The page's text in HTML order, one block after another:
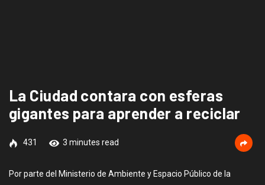
La Ciudad contara con esferas
gigantes para aprender a reciclar
431 3 minutes read
Por parte del Ministerio de Ambiente y Espacio Público de la